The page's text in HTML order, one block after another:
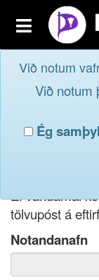
Toggle
navigation
Innskrá
Við notum
Við
Ég
Ef þú hefur
nota netfang
Ef vandamál
tölvupóst á
Notandanafn